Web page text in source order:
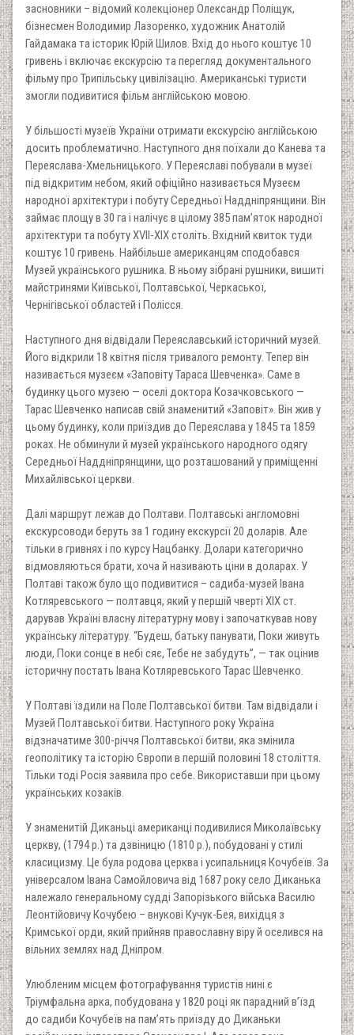
засновники – відомий колекціонер Олександр Поліщук,
бізнесмен Володимир Лазоренко, художник Анатолій
Гайдамака та історик Юрій Шилов. Вхід до нього коштує 10
гривень і включає екскурсію та перегляд документального
фільму про Трипільську цивілізацію. Американські туристи
змогли подивитися фільм англійською мовою.
У більшості музеїв України отримати екскурсію англійською
досить проблематично. Наступного дня поїхали до Канева та
Переяслава-Хмельницького. У Переяславі побували в музеї
під відкритим небом, який офіційно називається Музеєм
народної архітектури і побуту Середньої Наддніпрянщини. Він
займає площу в 30 га і налічує в цілому 385 пам’яток народної
архітектури та побуту XVII-XIX століть. Вхідний квиток туди
коштує 10 гривень. Найбільше американцям сподобався
Музей українського рушника. В ньому зібрані рушники, вишиті
майстринями Київської, Полтавської, Черкаської,
Чернігівської областей і Полісся.
Наступного дня відвідали Переяславський історичний музей.
Його відкрили 18 квітня після тривалого ремонту. Тепер він
називається музеєм «Заповіту Тараса Шевченка». Саме в
будинку цього музею — оселі доктора Козачковського —
Тарас Шевченко написав свій знаменитий «Заповіт». Він жив у
цьому будинку, коли приїздив до Переяслава у 1845 та 1859
роках. Не обминули й музей українського народного одягу
Середньої Наддніпрянщини, що розташований у приміщенні
Михайлівської церкви.
Далі маршрут лежав до Полтави. Полтавські англомовні
екскурсоводи беруть за 1 годину екскурсії 20 доларів. Але
тільки в гривнях і по курсу Нацбанку. Долари категорично
відмовляються брати, хоча й називають ціни в доларах. У
Полтаві також було що подивитися – садиба-музей Івана
Котляревського — полтавця, який у першій чверті XIX ст.
дарував Україні власну літературну мову і започаткував нову
українську літературу. “Будеш, батьку панувати, Поки живуть
люди, Поки сонце в небі сяє, Тебе не забудуть”, — так оцінив
історичну постать Івана Котляревського Тарас Шевченко.
У Полтаві їздили на Поле Полтавської битви. Там відвідали і
Музей Полтавської битви. Наступного року Україна
відзначатиме 300-річчя Полтавської битви, яка змінила
геополітику та історію Європи в першій половині 18 століття.
Тільки тоді Росія заявила про себе. Використавши при цьому
українських козаків.
У знаменитій Диканьці американці подивилися Миколаївську
церкву, (1794 р.) та дзвіницю (1810 р.), побудовані у стилі
класицизму. Це була родова церква і усипальниця Кочубеїв. За
універсалом Івана Самойловича від 1687 року село Диканька
належало генеральному судді Запорізького війська Василю
Леонтійовичу Кочубею – внукові Кучук-Бея, вихідця з
Кримської орди, який прийняв православну віру й оселився на
вільних землях над Дніпром.
Улюбленим місцем фотографування туристів нині є
Тріумфальна арка, побудована у 1820 році як парадний в’їзд
до садиби Кочубеїв на пам’ять приїзду до Диканьки